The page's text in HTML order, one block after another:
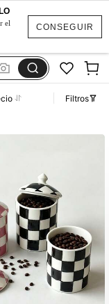
CONSEGUIR
el
Filtros